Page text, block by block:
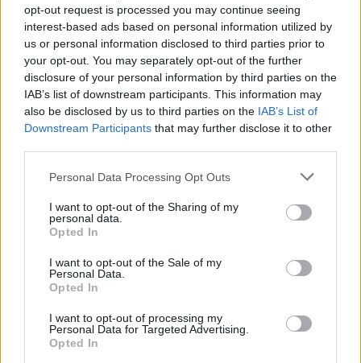
opt-out request is processed you may continue seeing
interest-based ads based on personal information utilized by
us or personal information disclosed to third parties prior to
your opt-out. You may separately opt-out of the further
disclosure of your personal information by third parties on the
IAB’s list of downstream participants. This information may
also be disclosed by us to third parties on the IAB’s List of
Downstream Participants that may further disclose it to other
Personal Data Processing Opt Outs
I want to opt-out of the Sharing of my
personal data.
Opted In
I want to opt-out of the Sale of my
Personal Data.
Opted In
I want to opt-out of processing my
Personal Data for Targeted Advertising.
Opted In
Schauspieler/inJon Bernthal
Jon Bernthal
Sender
Datum
Uhrzeit
Titel
Sparte
Sa 8.8.
We Are Your Friends
Spielfilm/ Musikfilm
Shot Caller
Jacob landet nach einem Unfall im Gefängnis - und geht
die...